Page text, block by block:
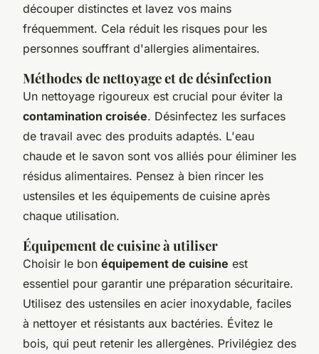
découper distinctes et lavez vos mains
fréquemment. Cela réduit les risques pour les
personnes souffrant d'allergies alimentaires.
Méthodes de nettoyage et de désinfection
Un nettoyage rigoureux est crucial pour éviter la
contamination croisée. Désinfectez les surfaces
de travail avec des produits adaptés. L'eau
chaude et le savon sont vos alliés pour éliminer les
résidus alimentaires. Pensez à bien rincer les
ustensiles et les équipements de cuisine après
chaque utilisation.
Équipement de cuisine à utiliser
Choisir le bon équipement de cuisine est
essentiel pour garantir une préparation sécuritaire.
Utilisez des ustensiles en acier inoxydable, faciles
à nettoyer et résistants aux bactéries. Évitez le
bois, qui peut retenir les allergènes. Privilégiez des